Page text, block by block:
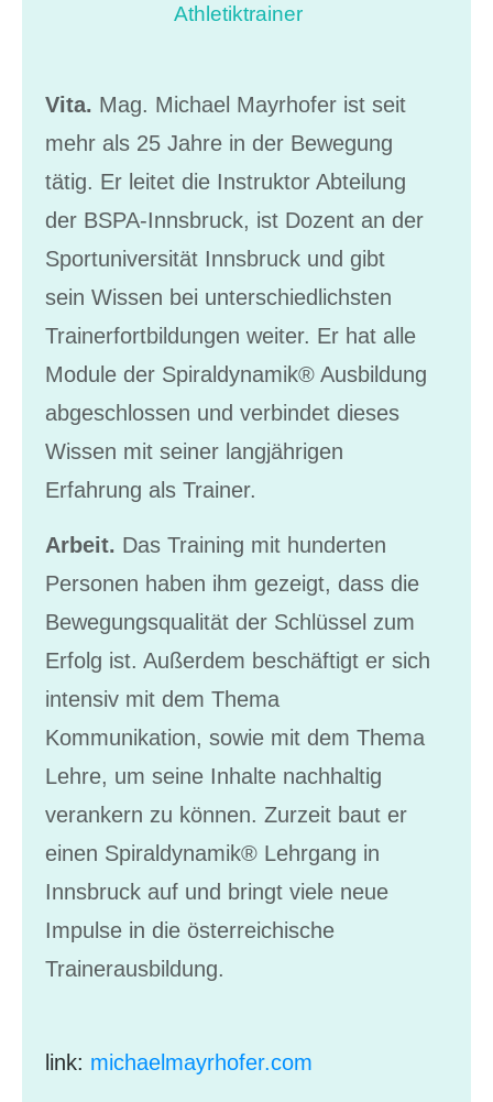
Athletiktrainer
Vita. Mag. Michael Mayrhofer ist seit
mehr als 25 Jahre in der Bewegung
tätig. Er leitet die Instruktor Abteilung
der BSPA-Innsbruck, ist Dozent an der
Sportuniversität Innsbruck und gibt
sein Wissen bei unterschiedlichsten
Trainerfortbildungen weiter. Er hat alle
Module der Spiraldynamik® Ausbildung
abgeschlossen und verbindet dieses
Wissen mit seiner langjährigen
Erfahrung als Trainer.
Arbeit. Das Training mit hunderten
Personen haben ihm gezeigt, dass die
Bewegungsqualität der Schlüssel zum
Erfolg ist. Außerdem beschäftigt er sich
intensiv mit dem Thema
Kommunikation, sowie mit dem Thema
Lehre, um seine Inhalte nachhaltig
verankern zu können. Zurzeit baut er
einen Spiraldynamik® Lehrgang in
Innsbruck auf und bringt viele neue
Impulse in die österreichische
Trainerausbildung.
link: michaelmayrhofer.com